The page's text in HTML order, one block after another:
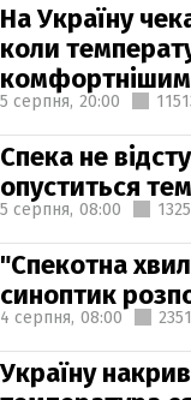
На Україну
коли
5 серпня, 20:00
Спека не
опуститься
5 серпня, 08:00 1325
"Спекотна
синоптик
4 серпня, 08:00 2351
Україну